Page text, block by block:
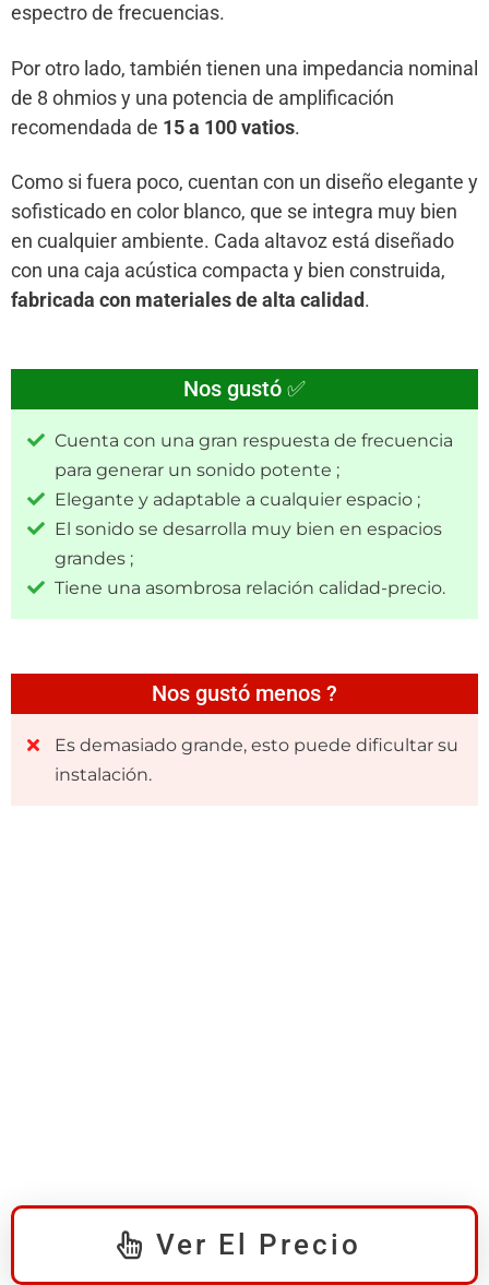
espectro de frecuencias.
Por otro lado, también tienen una impedancia nominal
de 8 ohmios y una potencia de amplificación
recomendada de 15 a 100 vatios.
Como si fuera poco, cuentan con un diseño elegante y
sofisticado en color blanco, que se integra muy bien
en cualquier ambiente. Cada altavoz está diseñado
con una caja acústica compacta y bien construida,
fabricada con materiales de alta calidad.
Nos gustó ✅
Cuenta con una gran respuesta de frecuencia
para generar un sonido potente ;
Elegante y adaptable a cualquier espacio ;
El sonido se desarrolla muy bien en espacios
grandes ;
Tiene una asombrosa relación calidad-precio.
Nos gustó menos ?
Es demasiado grande, esto puede dificultar su
instalación.
Ver El Precio